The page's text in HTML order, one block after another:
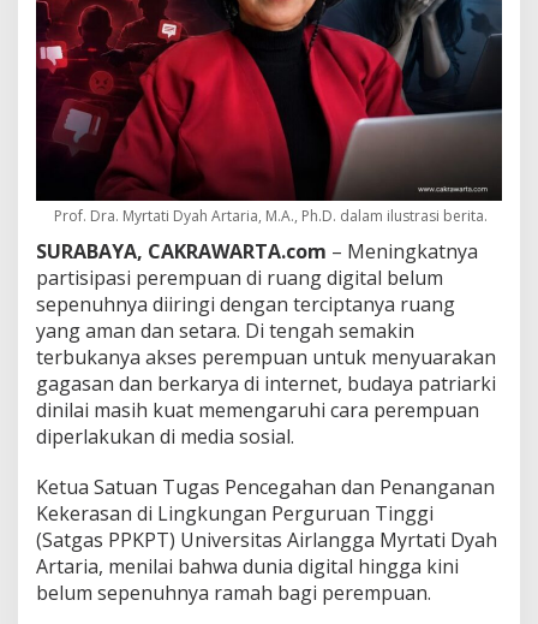
a
l
,
f
y
r
t
t
i
:
D
u
n
i
a
g
i
t
a
l
Prof. Dra. Myrtati Dyah Artaria, M.A., Ph.D. dalam ilustrasi berita.
SURABAYA, CAKRAWARTA.com – Meningkatnya
partisipasi perempuan di ruang digital belum
sepenuhnya diiringi dengan terciptanya ruang
yang aman dan setara. Di tengah semakin
terbukanya akses perempuan untuk menyuarakan
gagasan dan berkarya di internet, budaya patriarki
dinilai masih kuat memengaruhi cara perempuan
diperlakukan di media sosial.
Ketua Satuan Tugas Pencegahan dan Penanganan
Kekerasan di Lingkungan Perguruan Tinggi
(Satgas PPKPT) Universitas Airlangga Myrtati Dyah
Artaria, menilai bahwa dunia digital hingga kini
belum sepenuhnya ramah bagi perempuan.